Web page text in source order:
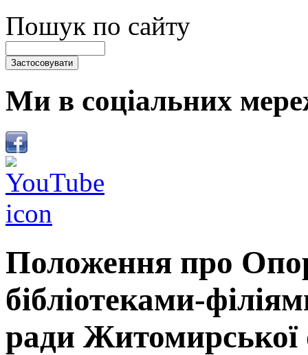
Пошук по сайту
Ми в соціальних
Положення про
бібліотеками-
ради Житомирської